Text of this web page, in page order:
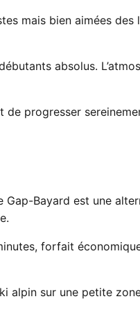
mais bien aimées
absolus.
progresser
Bayard est une
forfait
sur une petite